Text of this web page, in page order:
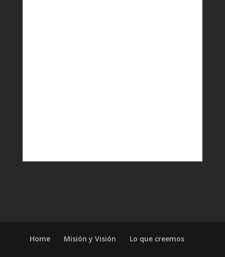
Home Misión y Visión Lo que creemos